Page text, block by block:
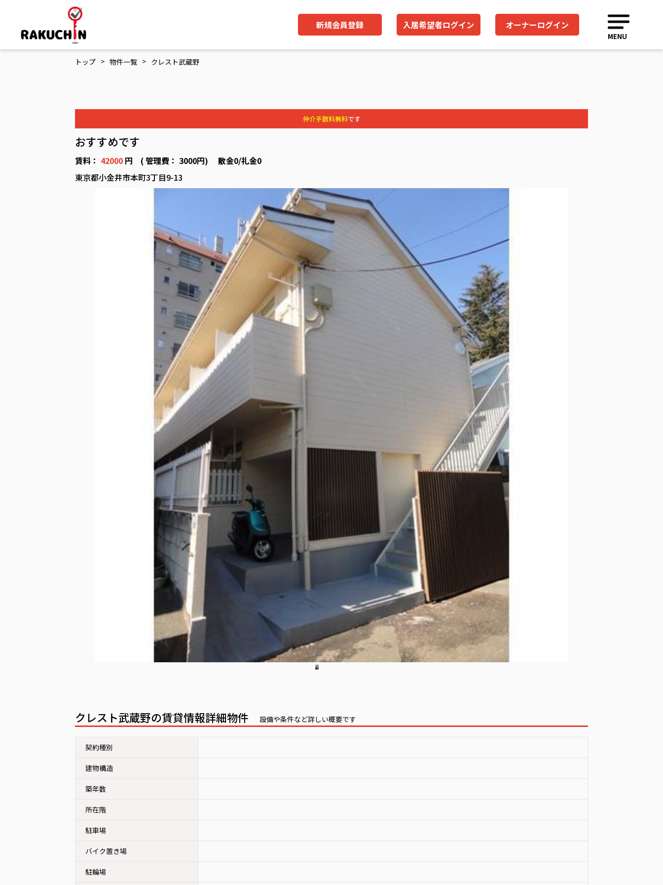
新規会員登録 入居希望者ログイン オーナーログイン
MENU
トップ > 物件一覧 > クレスト武蔵野
仲介手数料無料です
おすすめです
賃料： 42000 円 ( 管理費： 3000円) 敷金0/礼金0
東京都小金井市本町3丁目9-13
クレスト武蔵野の賃貸情報詳細物件 設備や条件など詳しい概要です
契約種別
建物構造
築年数
所在階
駐車場
バイク置き場
駐輪場